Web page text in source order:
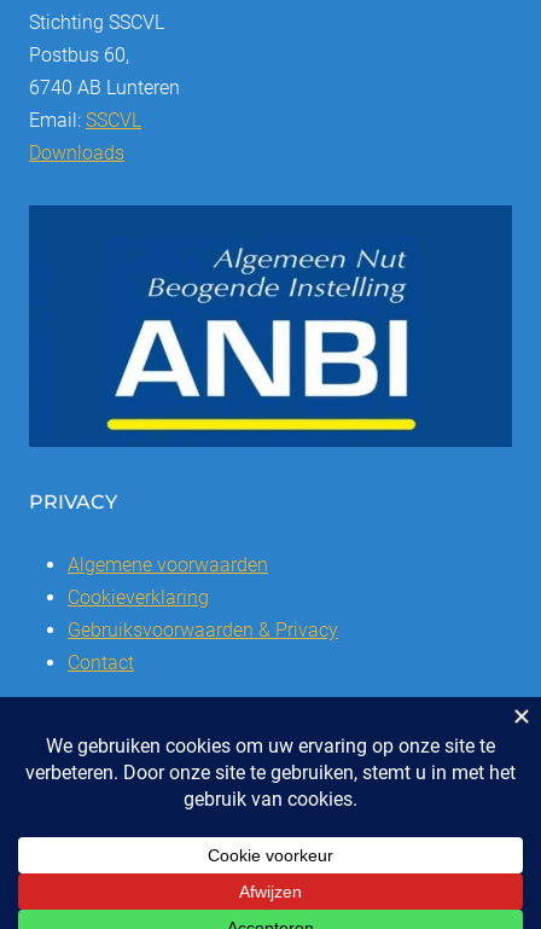
Stichting SSCVL
Postbus 60,
6740 AB Lunteren
Email: SSCVL
Downloads
PRIVACY
Algemene voorwaarden
Cookieverklaring
Gebruiksvoorwaarden & Privacy
Contact
© 2026 | Stichting SSCVL | Dorpshuis Het Westhoffhuis: Dorpsstraat
Telefoon: 0318 - 48 2992 | KvK nr: 41047051 | Bank: IBAN: NL47 RABO
0337504016
ONTWERP & REALISATIE EYE-GRAPHICS, OTTERLO